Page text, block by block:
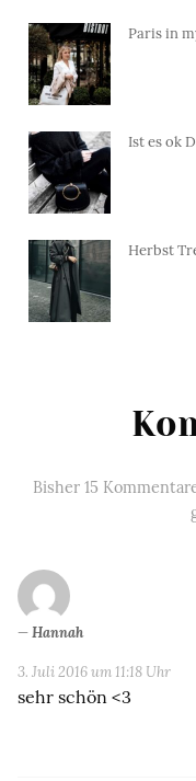
Paris in
Ist es ok
Herbst
Bisher 15
Hannah
3. Juli 2016 um 11:18 Uhr
sehr schön <3